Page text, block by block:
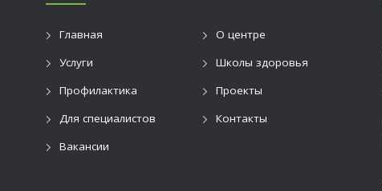
Главная
О центре
Услуги
Школы здоровья
Профилактика
Проекты
Для специалистов
Контакты
Вакансии